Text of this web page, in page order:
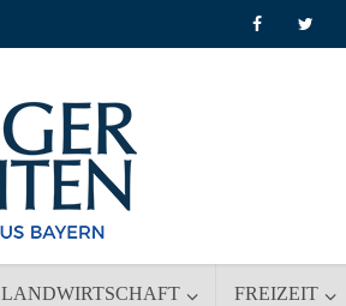
LANDWIRTSCHAFT FREIZEIT